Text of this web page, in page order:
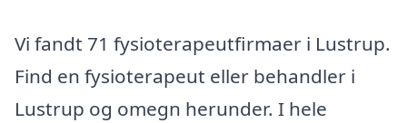
Vi fandt 71 fysioterapeutfirmaer i Lustrup.
Find en fysioterapeut eller behandler i
Lustrup og omegn herunder. I hele